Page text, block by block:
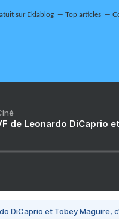
sur Eklablog Top articles
de Leonardo DiCaprio
DiCaprio et Tobey Maguire,